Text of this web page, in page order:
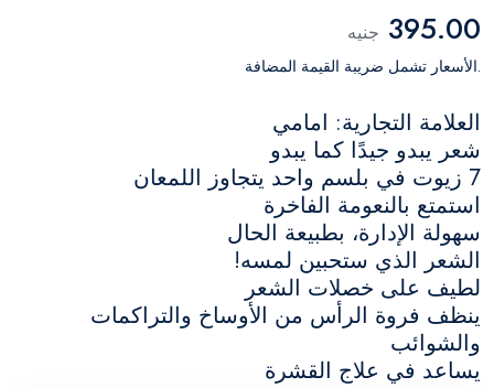
395.00 جنيه
.الأسعار تشمل ضريبة القيمة المضافة
العلامة التجارية: امامي
شعر يبدو جيدًا كما يبدو
7 زيوت في بلسم واحد يتجاوز اللمعان
استمتع بالنعومة الفاخرة
سهولة الإدارة، بطبيعة الحال
الشعر الذي ستحبين لمسه!
لطيف على خصلات الشعر
ينظف فروة الرأس من الأوساخ والتراكمات
والشوائب
يساعد في علاج القشرة